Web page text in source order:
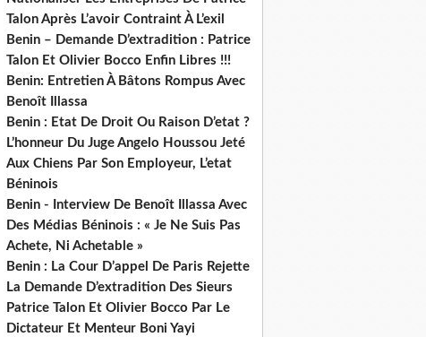
Talon Après L’avoir Contraint À L’exil
Benin – Demande D’extradition : Patrice
Talon Et Olivier Bocco Enfin Libres !!!
Benin: Entretien À Bâtons Rompus Avec
Benoît Illassa
Benin : Etat De Droit Ou Raison D’etat ?
L’honneur Du Juge Angelo Houssou Jeté
Aux Chiens Par Son Employeur, L’etat
Béninois
Benin - Interview De Benoît Illassa Avec
Des Médias Béninois : « Je Ne Suis Pas
Achete, Ni Achetable »
Benin : La Cour D’appel De Paris Rejette
La Demande D’extradition Des Sieurs
Patrice Talon Et Olivier Bocco Par Le
Dictateur Et Menteur Boni Yayi